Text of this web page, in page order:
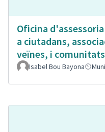
Oficina
a ciutadans,
veïnes, i
Isabel Bou Bayona